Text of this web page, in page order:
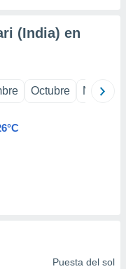
(India) en
Octubre
Puesta del sol